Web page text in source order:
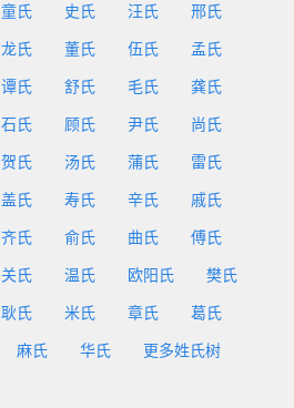
童氏 史氏 汪氏 邢氏
龙氏 董氏 伍氏 孟氏
谭氏 舒氏 毛氏 龚氏
石氏 顾氏 尹氏 尚氏
贺氏 汤氏 蒲氏 雷氏
盖氏 寿氏 辛氏 戚氏
齐氏 俞氏 曲氏 傅氏
关氏 温氏 欧阳氏 樊氏
耿氏 米氏 章氏 葛氏
麻氏 华氏 更多姓氏树